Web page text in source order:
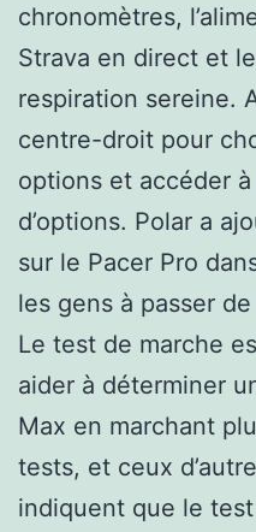
chronomètres,
Strava en direct et
respiration sereine.
centre-droit pour
options et accéder
d’options. Polar a
sur le Pacer Pro
les gens à passer
Le test de marche
aider à déterminer
Max en marchant
tests, et ceux
indiquent que le test